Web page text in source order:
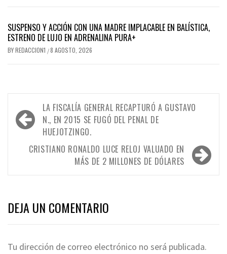
SUSPENSO Y ACCIÓN CON UNA MADRE IMPLACABLE EN BALÍSTICA,
ESTRENO DE LUJO EN ADRENALINA PURA+
BYREDACCION1 /8 AGOSTO, 2026
Navegación
de
entradas
LA FISCALÍA GENERAL RECAPTURÓ A GUSTAVO
N., EN 2015 SE FUGÓ DEL PENAL DE
HUEJOTZINGO.
CRISTIANO RONALDO LUCE RELOJ VALUADO EN
MÁS DE 2 MILLONES DE DÓLARES
DEJA UN COMENTARIO
Tu dirección de correo electrónico no será publicada.